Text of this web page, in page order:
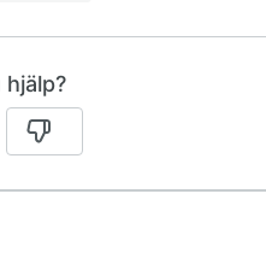
hjälp?